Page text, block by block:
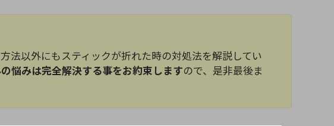
法以外にもスティックが折れた時の対処法を解説してい
悩みは完全解決する事をお約束しますので、是非最後ま